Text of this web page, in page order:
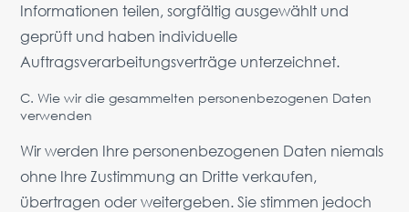
Informationen teilen, sorgfältig ausgewählt und
geprüft und haben individuelle
Auftragsverarbeitungsverträge unterzeichnet.
C. Wie wir die gesammelten personenbezogenen Daten
verwenden
Wir werden Ihre personenbezogenen Daten niemals
ohne Ihre Zustimmung an Dritte verkaufen,
übertragen oder weitergeben. Sie stimmen jedoch